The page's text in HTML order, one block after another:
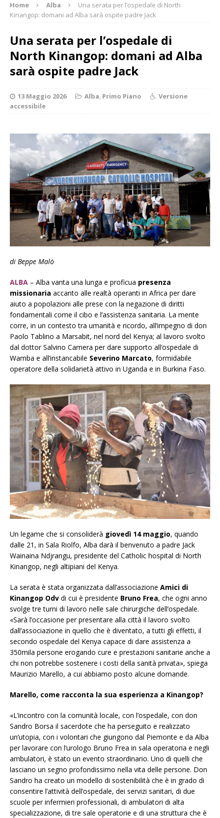
Home Alba
Una serata per l’ospedale di North
Kinangop: domani ad Alba sarà ospite padre Jack
Una serata per l’ospedale di
North Kinangop: domani ad Alba
sarà ospite padre Jack
13 Maggio 2026 Alba, Primo Piano
Versione
accessibile
di Beppe Malò
ALBA – Alba vanta una lunga e proficua presenza
missionaria accanto alle realtà operanti in Africa per dare
aiuto a popolazioni alle prese con la negazione di diritti
fondamentali come il cibo e l’assistenza sanitaria. La mente
corre, in un contesto tra umanità e ricordo, all’impegno di don
Paolo Tablino a Marsabit, nel nord del Kenya; al lavoro svolto
dal dottor Salvino Camera per dare supporto all’ospedale di
Wamba e all’instancabile Severino Marcato, formidabile
operatore della solidarietà attivo in Uganda e in Burkina Faso.
Un legame che si consoliderà giovedì 14 maggio, quando
dalle 21, in Sala Riolfo, Alba darà il benvenuto a padre Jack
Wainaina Ndjrangu, presidente del Catholic hospital di North
Kinangop, negli altipiani del Kenya.
La serata è stata organizzata dall’associazione Amici di
Kinangop Odv di cui è presidente Bruno Frea, che ogni anno
svolge tre turni di lavoro nelle sale chirurgiche dell’ospedale.
«Sarà l’occasione per presentare alla città il lavoro svolto
dall’associazione in quello che è diventato, a tutti gli effetti, il
secondo ospedale del Kenya capace di dare assistenza a
350mila persone erogando cure e prestazioni sanitarie anche a
chi non potrebbe sostenere i costi della sanità privata», spiega
Maurizio Marello, a cui abbiamo posto alcune domande.
Marello, come racconta la sua esperienza a Kinangop?
«L’incontro con la comunità locale, con l’ospedale, con don
Sandro Borsa il sacerdote che ha perseguito e realizzato
un’utopia, con i volontari che giungono dal Piemonte e da Alba
per lavorare con l’urologo Bruno Frea in sala operatoria e negli
ambulatori, è stato un evento straordinario. Uno di quelli che
lasciano un segno profondissimo nella vita delle persone. Don
Sandro ha creato un modello di sostenibilità che è in grado di
consentire l’attività dell’ospedale, dei servizi sanitari, di due
scuole per infermieri professionali, di ambulatori di alta
specializzazione, di tre sale operatorie e di una struttura che è